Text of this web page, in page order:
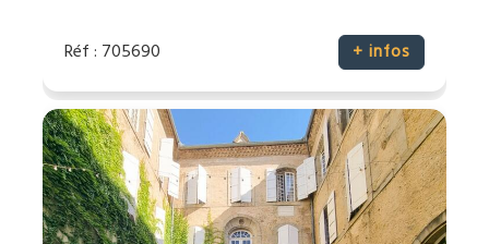
Réf : 705690 + infos